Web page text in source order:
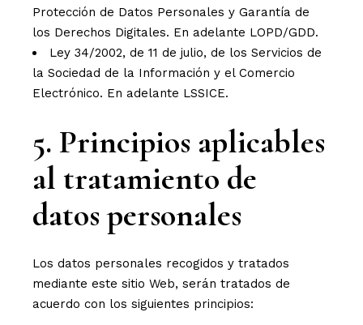
Protección de Datos Personales y Garantía de
los Derechos Digitales. En adelante LOPD/GDD.
Ley 34/2002, de 11 de julio, de los Servicios de
la Sociedad de la Información y el Comercio
Electrónico. En adelante LSSICE.
5. Principios aplicables
al tratamiento de
datos personales
Los datos personales recogidos y tratados
mediante este sitio Web, serán tratados de
acuerdo con los siguientes principios: